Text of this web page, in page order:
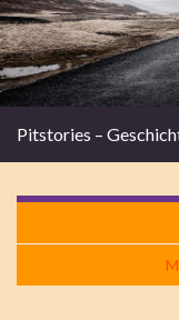
Pitstories –